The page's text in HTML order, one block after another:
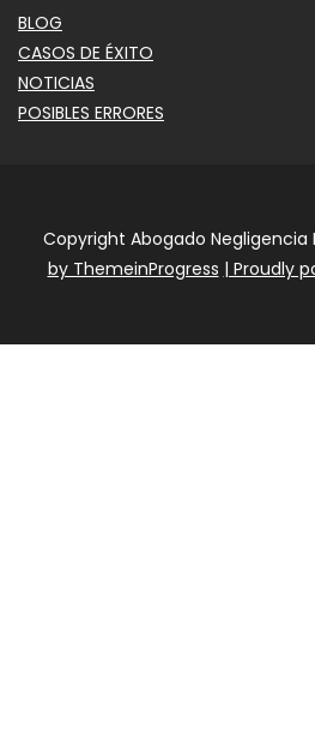
BLOG
CASOS DE ÉXITO
NOTICIAS
POSIBLES ERRORES
Copyright Abogado Negligencia
by ThemeinProgress | Proudly